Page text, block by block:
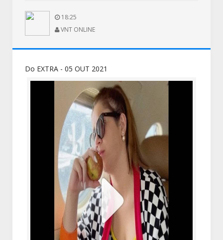
18:25
VNT ONLINE
Do EXTRA - 05 OUT 2021